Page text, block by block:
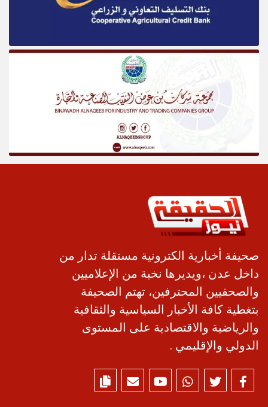
صحيفة أخبارية الكترونية مستقلة تدار من
داخل عدن ،ويديرها نخبة من الإعلاميين
والصحفيين المحترفين، تهتم الصحيفة
بتغطية كافة الأخبار السياسية والثقافية
والرياضية والاقتصادية على المستوى
الدولي والإقليمي .